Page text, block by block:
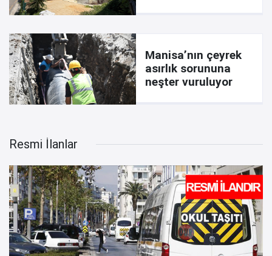
Manisa’nın çeyrek
asırlık sorununa
neşter vuruluyor
Resmi İlanlar